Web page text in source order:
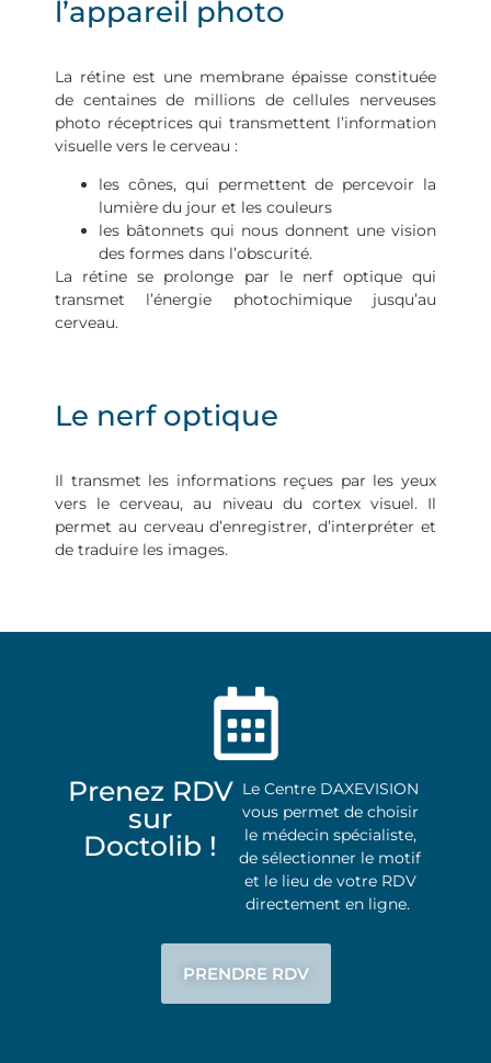
l’appareil photo
La rétine est une membrane épaisse constituée
de centaines de millions de cellules nerveuses
photo réceptrices qui transmettent l’information
visuelle vers le cerveau :
les cônes, qui permettent de percevoir la
lumière du jour et les couleurs
les bâtonnets qui nous donnent une vision
des formes dans l’obscurité.
La rétine se prolonge par le nerf optique qui
transmet l’énergie photochimique jusqu’au
cerveau.
Le nerf optique
Il transmet les informations reçues par les yeux
vers le cerveau, au niveau du cortex visuel. Il
permet au cerveau d’enregistrer, d’interpréter et
de traduire les images.
Prenez RDV
sur
Doctolib !
Le Centre DAXEVISION
vous permet de choisir
le médecin spécialiste,
de sélectionner le motif
et le lieu de votre RDV
directement en ligne.
PRENDRE RDV